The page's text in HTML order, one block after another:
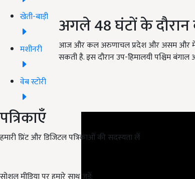
खेती-बाड़ी
मशीनरी
वेब स्टोरी
पत्रिकाएँ
हमारी प्रिंट और डिजिटल पत्रिकाओं की सदस्यता लें
अगले 48 घंटों के दौरान
आज और कल अरुणाचल प्रदेश और असम और
सकती है. इस दौरान उप-हिमालयी पश्चिम